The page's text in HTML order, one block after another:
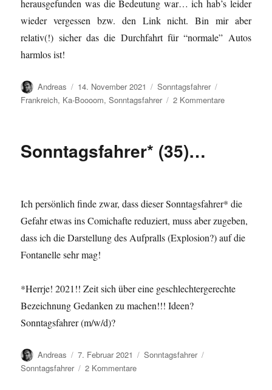
herausgefunden was die Bedeutung war… ich hab’s leider
wieder vergessen bzw. den Link nicht. Bin mir aber
relativ(!) sicher das die Durchfahrt für “normale” Autos
harmlos ist!
Autor
Andreas
Veröffentlicht
am
14. November 2021 Kategorien
Sonntagsfahrer
Frankreich, Ka-Boooom,Sonntagsfahrer 2 Kommentarezu
Sonntagsfahrer* (35)…
Ich persönlich finde zwar, dass dieser Sonntagsfahrer* die
Gefahr etwas ins Comichafte reduziert, muss aber zugeben,
dass ich die Darstellung des Aufpralls (Explosion?) auf die
Fontanelle sehr mag!
*Herrje! 2021!! Zeit sich über eine geschlechtergerechte
Bezeichnung Gedanken zu machen!!! Ideen?
Sonntagsfahrer (m/w/d)?
Autor
Andreas
Veröffentlicht
am
7. Februar 2021 Kategorien
Sonntagsfahrer
Sonntagsfahrer
2 Kommentarezu